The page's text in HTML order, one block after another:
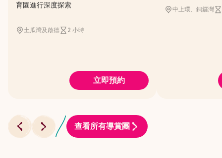
育園進行深度探索
土瓜灣及啟德 2 小時
立即預約
中上環、銅鑼灣
查看所有導賞團